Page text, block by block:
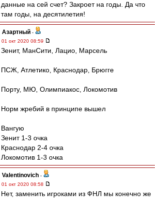
данные на сей счет? Закроет на годы. Да что
там годы, на десятилетия!
Азартный -
01 окт 2020 08:59
Зенит, МанСити, Лацио, Марсель
ПСЖ, Атлетико, Краснодар, Брюгге
Порту, МЮ, Олимпиакос, Локомотив
Норм жребий в принципе вышел
Вангую
Зенит 1-3 очка
Краснодар 2-4 очка
Локомотив 1-3 очка
Valentinovich -
01 окт 2020 08:58
Нет, заменить игроками из ФНЛ мы конечно же